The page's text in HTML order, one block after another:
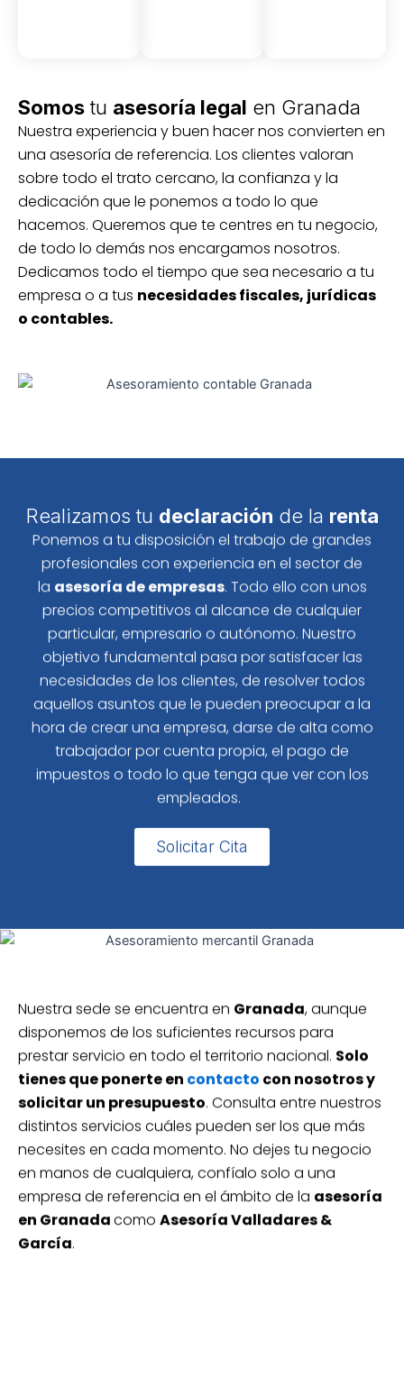
Somostu asesoría legal en Granada
Nuestra experiencia y buen hacer nos convierten en
una asesoría de referencia. Los clientes valoran
sobre todo el trato cercano, la confianza y la
dedicación que le ponemos a todo lo que
hacemos. Queremos que te centres en tu negocio,
de todo lo demás nos encargamos nosotros.
Dedicamos todo el tiempo que sea necesario a tu
empresa o a tus necesidades fiscales, jurídicas
o contables.
Realizamos tu declaración de la renta
Ponemos a tu disposición el trabajo de grandes
profesionales con experiencia en el sector de
la asesoría de empresas. Todo ello con unos
precios competitivos al alcance de cualquier
particular, empresario o autónomo. Nuestro
objetivo fundamental pasa por satisfacer las
necesidades de los clientes, de resolver todos
aquellos asuntos que le pueden preocupar a la
hora de crear una empresa, darse de alta como
trabajador por cuenta propia, el pago de
impuestos o todo lo que tenga que ver con los
empleados.
Solicitar Cita
Nuestra sede se encuentra en Granada, aunque
disponemos de los suficientes recursos para
prestar servicio en todo el territorio nacional. Solo
tienes que ponerte en contacto con nosotros y
solicitar un presupuesto. Consulta entre nuestros
distintos servicios cuáles pueden ser los que más
necesites en cada momento. No dejes tu negocio
en manos de cualquiera, confíalo solo a una
empresa de referencia en el ámbito de la asesoría
en Granadacomo Asesoría Valladares &
García.